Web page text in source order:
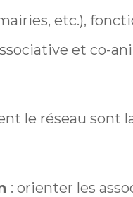
etc.),
et co-
le réseau sont
: orienter les